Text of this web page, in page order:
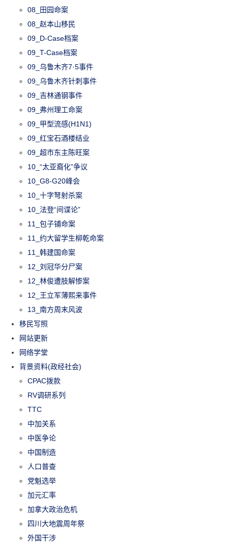
08_田园命案
08_赵本山移民
09_D-Case档案
09_T-Case档案
09_乌鲁木齐7·5事件
09_乌鲁木齐针刺事件
09_吉林通钢事件
09_弗州理工命案
09_甲型流感(H1N1)
09_红宝石酒楼结业
09_超市东主陈旺案
10_“太亚裔化”争议
10_G8-G20峰会
10_十字弩射杀案
10_法登“间谍论”
11_包子铺命案
11_约大留学生柳乾命案
11_韩建国命案
12_刘冠华分尸案
12_林俊遭肢解惨案
12_王立军薄熙来事件
13_南方周末风波
移民写照
网站更新
网络学堂
背景资料(政经社会)
CPAC拨款
RV调研系列
TTC
中加关系
中医争论
中国制造
人口普查
党魁选举
加元汇率
加拿大政治危机
四川大地震周年祭
外国干涉